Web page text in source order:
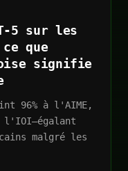
5 sur les
que
signifie
96% à l'AIME,
malgré les